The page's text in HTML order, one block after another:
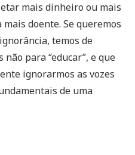
mais dinheiro ou mais
doente. Se queremos
temos de
para “educar”, e que
ignorarmos as vozes
de uma